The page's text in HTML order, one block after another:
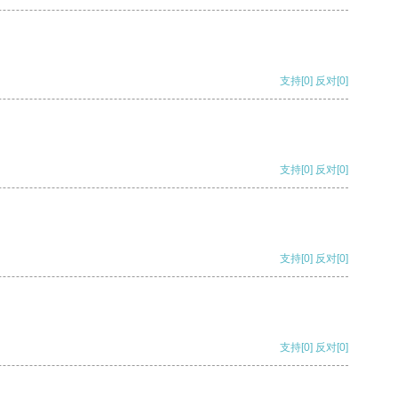
支持[0] 反对[0]
支持[0] 反对[0]
支持[0] 反对[0]
支持[0] 反对[0]